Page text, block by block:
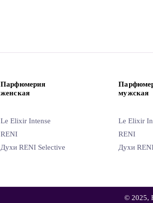
Парфюмерия
женская
Le Elixir Intense
RENI
Духи RENI Selective
мужская
Le Elixir
RENI
Духи
© 2025,